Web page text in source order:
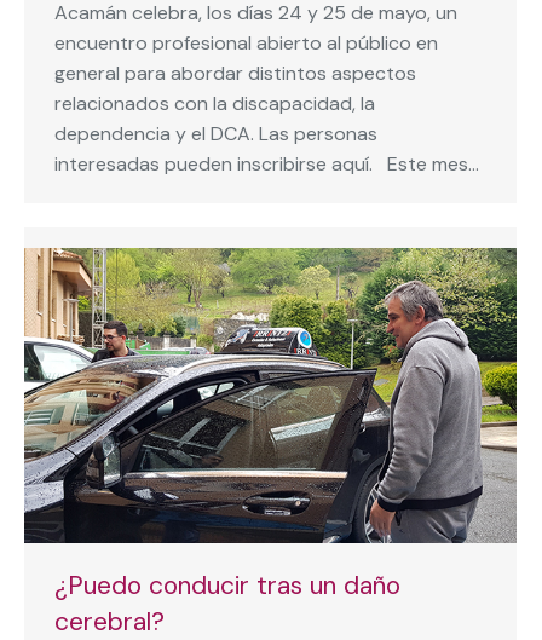
Acamán celebra, los días 24 y 25 de mayo, un
encuentro profesional abierto al público en
general para abordar distintos aspectos
relacionados con la discapacidad, la
dependencia y el DCA. Las personas
interesadas pueden inscribirse aquí. Este mes…
¿Puedo conducir tras un daño
cerebral?